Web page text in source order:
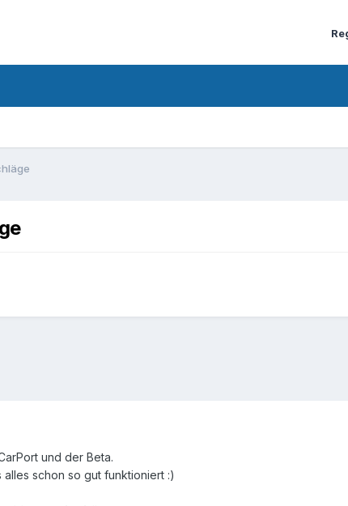
und der Beta.
schon so gut funktioniert :)